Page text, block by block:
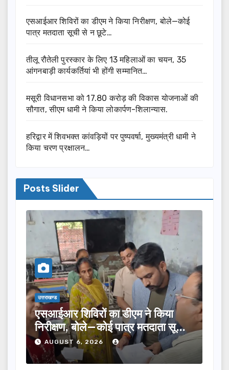
एसआईआर शिविरों का डीएम ने किया निरीक्षण, बोले—कोई
पात्र मतदाता सूची से न छूटे…
तीलू रौतेली पुरस्कार के लिए 13 महिलाओं का चयन, 35
आंगनबाड़ी कार्यकर्तियां भी होंगी सम्मानित…
मसूरी विधानसभा को 17.80 करोड़ की विकास योजनाओं की
सौगात, सीएम धामी ने किया लोकार्पण-शिलान्यास.
हरिद्वार में शिवभक्त कांवड़ियों पर पुष्पवर्षा, मुख्यमंत्री धामी ने
किया चरण प्रक्षालन…
Posts Slider
उत्तराखण्ड
तीलू रौतेली पुरस्कार के लिए 13 महिलाओं
का चयन, 35 आंगनबाड़ी कार्यकर्तियां भी
होंगी सम्मानित…
AUGUST 6, 2026